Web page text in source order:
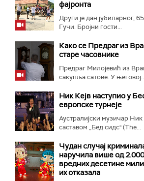
фајронта
Други је дан јубиларног,
Гучи. Бројни гости...
Како се Предраг из
старе часовнике
Предраг Милојевић из
сакупља сатове. У
Ник Кејв наступио у
европске турнеје
Аустралијски музичар Ник
саставом „Бед сидс" (The...
Чудан случај
наручила више од
вредних десетине
их отказала